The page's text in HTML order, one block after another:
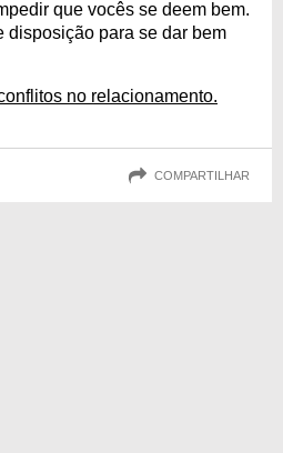
que vocês se deem bem.
disposição para se dar bem
no relacionamento.
COMPARTILHAR